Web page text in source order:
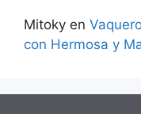
Mitoky en
con Hermosa y